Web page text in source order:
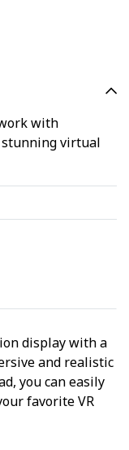
with
virtual
display with a
and realistic
you can easily
favorite VR